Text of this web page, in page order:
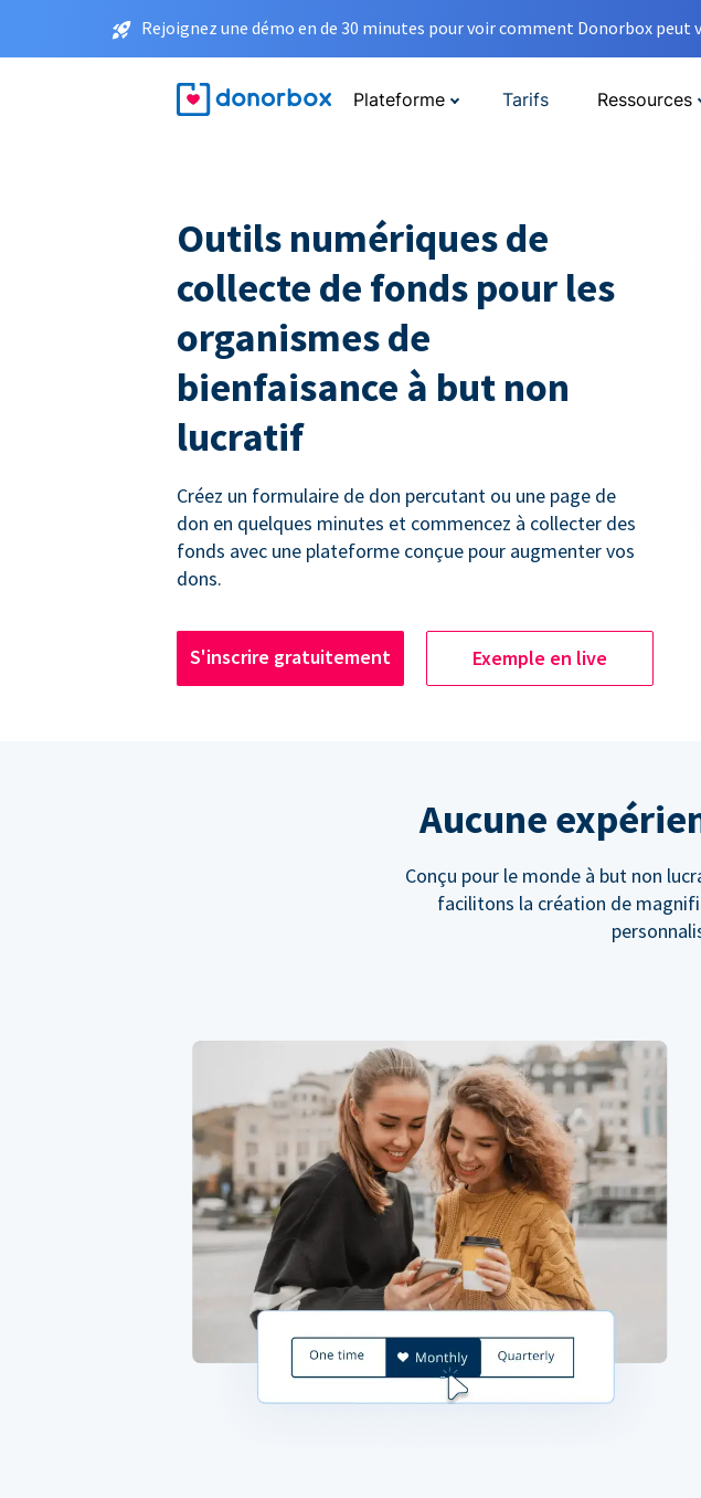
Rejoignez une démo en de 30 minutes pour voir comment Donorbox
Plateforme Tarifs Ressources
Outils numériques de
collecte de fonds pour les
organismes de
bienfaisance à but non
lucratif
Créez un formulaire de don percutant ou une page de
don en quelques minutes et commencez à collecter des
fonds avec une plateforme conçue pour augmenter vos
dons.
S'inscrire gratuitement Exemple en live
Aucune
Conçu pour le monde à but non
facilitons la création de